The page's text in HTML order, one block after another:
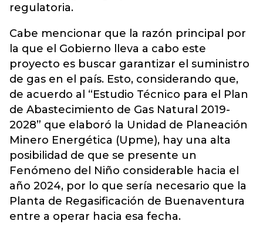
regulatoria.
Cabe mencionar que la razón principal por
la que el Gobierno lleva a cabo este
proyecto es buscar garantizar el suministro
de gas en el país. Esto, considerando que,
de acuerdo al “Estudio Técnico para el Plan
de Abastecimiento de Gas Natural 2019-
2028” que elaboró la Unidad de Planeación
Minero Energética (Upme), hay una alta
posibilidad de que se presente un
Fenómeno del Niño considerable hacia el
año 2024, por lo que sería necesario que la
Planta de Regasificación de Buenaventura
entre a operar hacia esa fecha.